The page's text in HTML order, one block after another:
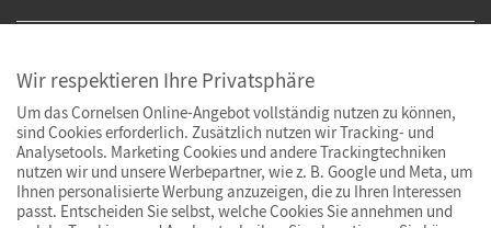
Wir respektieren Ihre Privatsphäre
Um das Cornelsen Online-Angebot vollständig nutzen zu können,
sind Cookies erforderlich. Zusätzlich nutzen wir Tracking- und
Analysetools. Marketing Cookies und andere Trackingtechniken
nutzen wir und unsere Werbepartner, wie z. B. Google und Meta, um
Ihnen personalisierte Werbung anzuzeigen, die zu Ihren Interessen
passt. Entscheiden Sie selbst, welche Cookies Sie annehmen und